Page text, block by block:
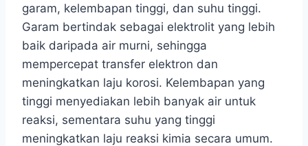
garam, kelembapan tinggi, dan suhu tinggi.
Garam bertindak sebagai elektrolit yang lebih
baik daripada air murni, sehingga
mempercepat transfer elektron dan
meningkatkan laju korosi. Kelembapan yang
tinggi menyediakan lebih banyak air untuk
reaksi, sementara suhu yang tinggi
meningkatkan laju reaksi kimia secara umum.